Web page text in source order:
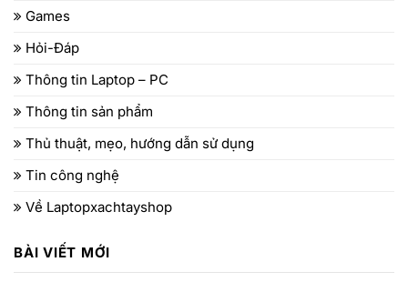
Games
Hỏi-Đáp
Thông tin Laptop – PC
Thông tin sản phẩm
Thủ thuật, mẹo, hướng dẫn sử dụng
Tin công nghệ
Về Laptopxachtayshop
BÀI VIẾT MỚI